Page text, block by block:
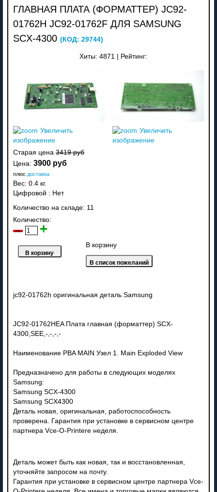
ГЛАВНАЯ ПЛАТА (ФОРМАТТЕР) JC92-
01762H JC92-01762F ДЛЯ SAMSUNG
SCX-4300 (КОД: 29744)
Хиты: 4871 Рейтинг:
Увеличить
изображение
Увеличить
изображение
Старая цена 3419 руб
Цена: 3900 руб
плюс доставка
Вес: 0.4 кг.
Цифровой : Нет
Количество на складе: 11
Количество:
В корзину
jc92-01762h оригинальная деталь Samsung
JC92-01762HEA Плата главная (форматтер) SCX-
4300,SEE,-,-,-,-
Наименование PBA MAIN Узел 1. Main Exploded View
Предназначено для работы в следующих моделях
Samsung:
Samsung SCX-4300
Samsung SCX4300
Деталь новая, оригинальная, работоспособность
проверена. Гарантия при установке в сервисном центре
партнера Vce-O-Printere неделя.
Деталь может быть как новая, так и восстановленная,
уточняйте запросом на почту.
Гарантия при установке в сервисном центре партнера Vce-